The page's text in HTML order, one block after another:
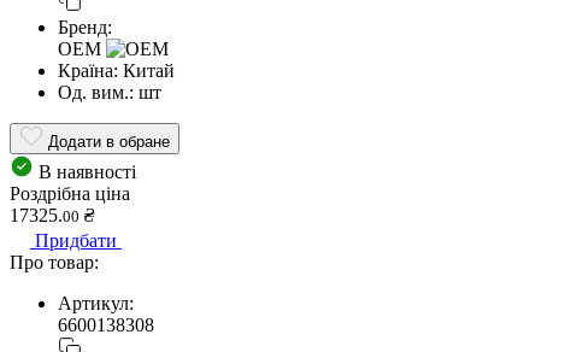
Бренд:
OEM
Країна: Китай
Од. вим.: шт
Додати в обране
В наявності
Роздрібна ціна
17325.00 ₴
Придбати
Про товар:
Артикул:
6600138308